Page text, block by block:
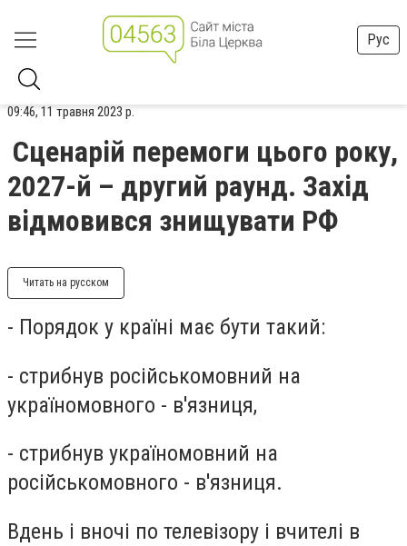
Рус
09:46, 11 травня 2023 р.
Cценарій перемоги цього року,
2027-й – другий раунд. Захід
відмовився знищувати РФ
Читать на русском
- Порядок у країні має бути такий:
- стрибнув російськомовний на
україномовного - в'язниця,
- стрибнув україномовний на
російськомовного - в'язниця.
Вдень і вночі по телевізору і вчителі в